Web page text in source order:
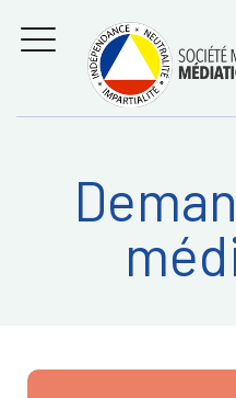
Régler les litiges
entre
consommateurs
professionnels
la médiation de la
consommation
MENU
Recherche